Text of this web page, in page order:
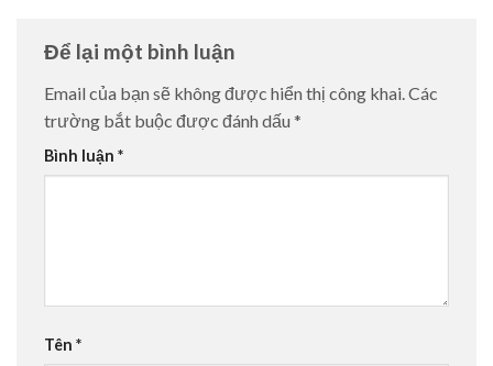
Để lại một bình luận
Email của bạn sẽ không được hiển thị công khai.Các
trường bắt buộc được đánh dấu *
Bình luận *
Tên *